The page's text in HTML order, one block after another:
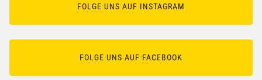
FOLGE UNS AUF INSTAGRAM
FOLGE UNS AUF FACEBOOK